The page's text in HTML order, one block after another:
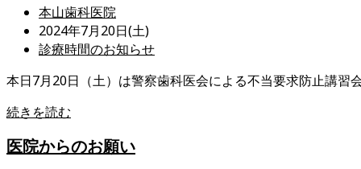
変
更
の
お
知
投
稿
者:
本山歯科医院
投
稿
開
日:
2024年7月20日(土)
投
カ
テ
ゴ
リ
ー:
診療時間のお知らせ
本日7月20日（土）は警察歯科医会による不当要求防止講習
続きを読む
時
医院からのお願い